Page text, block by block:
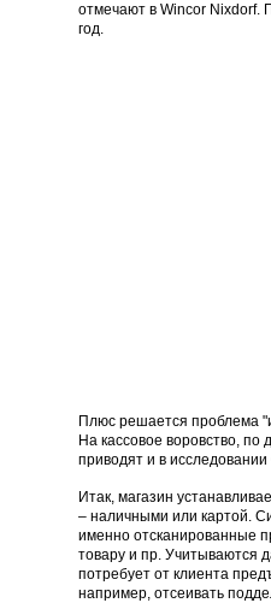
отмечают в Wincor Nixdorf.
год.
Плюс решается проблема
На кассовое воровство,
приводят и в
Итак, магазин
– наличными или картой.
именно отсканированные
товару и пр. Учитываются
потребует от клиента
например, отсеивать